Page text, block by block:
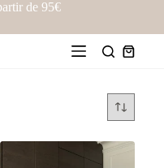
de 95€